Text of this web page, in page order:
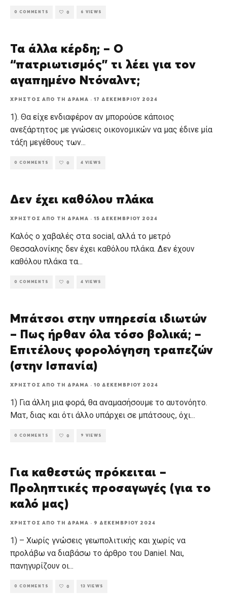
0 COMMENTS 0 6 VIEWS
Τα άλλα κέρδη; – Ο
“πατριωτισμός” τι λέει για τον
αγαπημένο Ντόναλντ;
ΧΡΉΣΤΟΣ ΑΠΌ ΤΗ ΔΡΆΜΑ · 17 ΔΕΚΕΜΒΡΊΟΥ 2024
1). Θα είχε ενδιαφέρον αν μπορούσε κάποιος
ανεξάρτητος με γνώσεις οικονομικών να μας έδινε μία
τάξη μεγέθους των...
0 COMMENTS 0 4 VIEWS
Δεν έχει καθόλου πλάκα
ΧΡΉΣΤΟΣ ΑΠΌ ΤΗ ΔΡΆΜΑ · 15 ΔΕΚΕΜΒΡΊΟΥ 2024
Καλός ο χαβαλές στα social, αλλά το μετρό
Θεσσαλονίκης δεν έχει καθόλου πλάκα. Δεν έχουν
καθόλου πλάκα τα...
0 COMMENTS 0 4 VIEWS
Μπάτσοι στην υπηρεσία ιδιωτών
– Πως ήρθαν όλα τόσο βολικά; –
Επιτέλους φορολόγηση τραπεζών
(στην Ισπανία)
ΧΡΉΣΤΟΣ ΑΠΌ ΤΗ ΔΡΆΜΑ · 10 ΔΕΚΕΜΒΡΊΟΥ 2024
1) Για άλλη μια φορά, θα αναμασήσουμε το αυτονόητο.
Ματ, διας και ότι άλλο υπάρχει σε μπάτσους, όχι...
0 COMMENTS 0 9 VIEWS
Για καθεστώς πρόκειται –
Προληπτικές προσαγωγές (για το
καλό μας)
ΧΡΉΣΤΟΣ ΑΠΌ ΤΗ ΔΡΆΜΑ · 9 ΔΕΚΕΜΒΡΊΟΥ 2024
1) – Χωρίς γνώσεις γεωπολιτικής και χωρίς να
προλάβω να διαβάσω το άρθρο του Daniel. Ναι,
πανηγυρίζουν οι...
0 COMMENTS 0 13 VIEWS